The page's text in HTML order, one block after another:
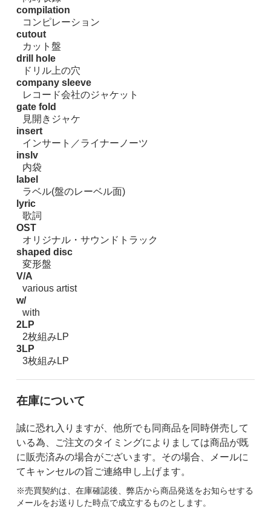
compilation
コンピレーション
cutout
カット盤
drill hole
ドリル上の穴
company sleeve
レコード会社のジャケット
gate fold
見開きジャケ
insert
インサート／ライナーノーツ
inslv
内袋
label
ラベル(盤のレーベル面)
lyric
歌詞
OST
オリジナル・サウンドトラック
shaped disc
変形盤
V/A
various artist
w/
with
2LP
2枚組みLP
3LP
3枚組みLP
在庫について
誠に恐れ入りますが、他所でも同商品を同時併売して
いる為、ご注文のタイミングによりましては商品が既
に販売済みの場合がございます。その場合、メールに
てキャンセルの旨ご連絡申し上げます。
※売買契約は、在庫確認後、弊店から商品発送をお知らせする
メールをお送りした時点で成立するものとします。